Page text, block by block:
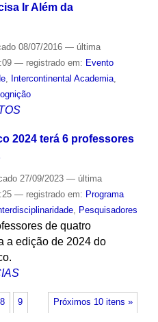
Ir Além da
08/07/2016 — última
— registrado em: Evento
, Intercontinental Academia,
2024 terá 6 professores
27/09/2023 — última
— registrado em: Programa
, Pesquisadores
de quatro
a edição de 2024 do
Próximos 10 itens »
8 9